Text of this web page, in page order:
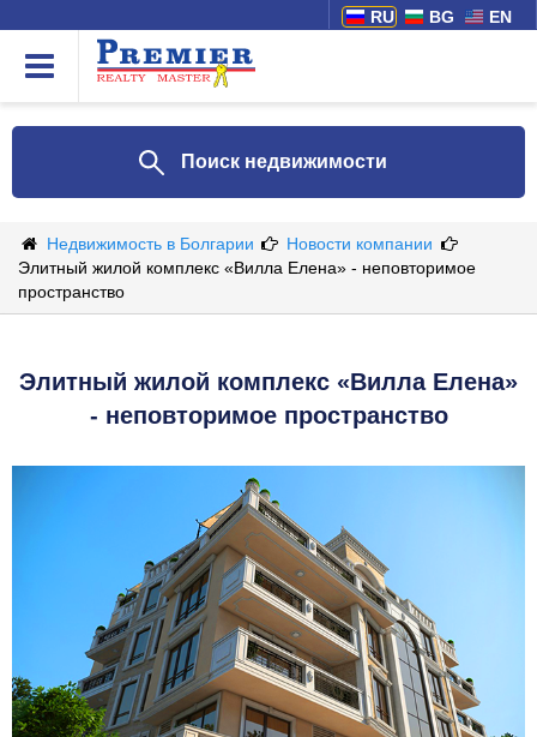
RU BG EN
Поиск недвижимости
Недвижимость в Болгарии
Новости компании
Элитный жилой комплекс «Вилла Елена» - неповторимое
пространство
Элитный жилой комплекс «Вилла Елена»
- неповторимое пространство